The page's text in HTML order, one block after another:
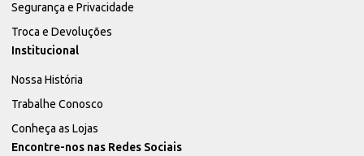
Segurança e Privacidade
Troca e Devoluções
Institucional
Nossa História
Trabalhe Conosco
Conheça as Lojas
Encontre-nos nas Redes Sociais